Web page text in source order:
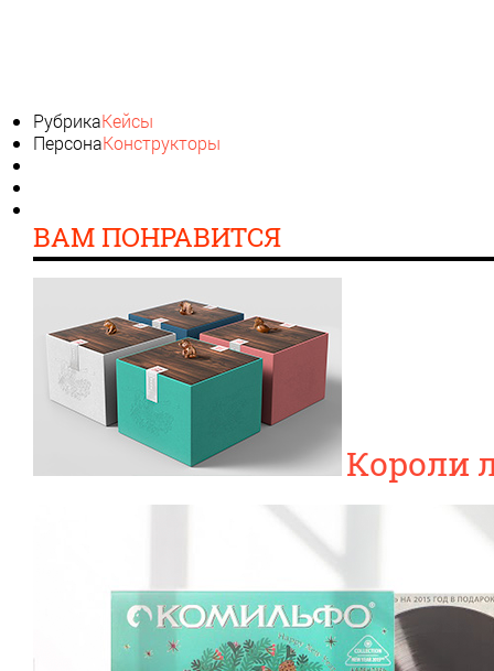
РубрикаКейсы
ПерсонаКонструкторы
ВАМ ПОНРАВИТСЯ
Короли